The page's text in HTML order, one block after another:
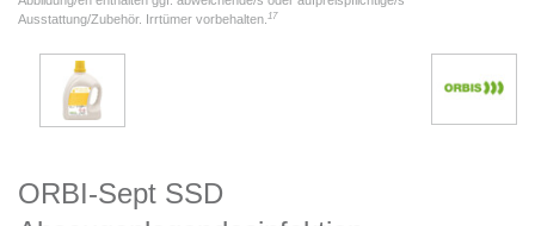
Ausstattung/Zubehör. Irrtümer vorbehalten. 17
ORBI-Sept SSD